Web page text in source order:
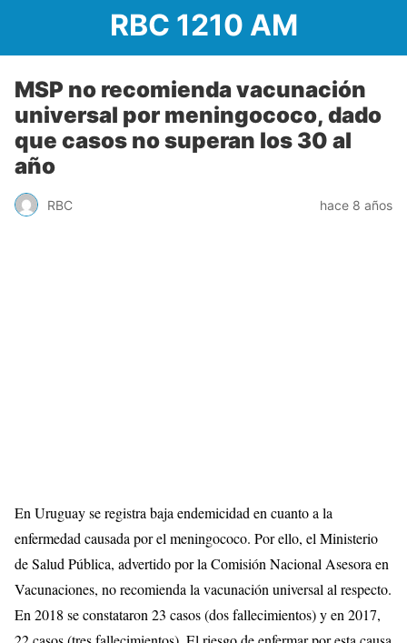
RBC 1210 AM
MSP no recomienda vacunación
universal por meningococo, dado
que casos no superan los 30 al
año
RBC hace 8 años
En Uruguay se registra baja endemicidad en cuanto a la
enfermedad causada por el meningococo. Por ello, el Ministerio
de Salud Pública, advertido por la Comisión Nacional Asesora en
Vacunaciones, no recomienda la vacunación universal al respecto.
En 2018 se constataron 23 casos (dos fallecimientos) y en 2017,